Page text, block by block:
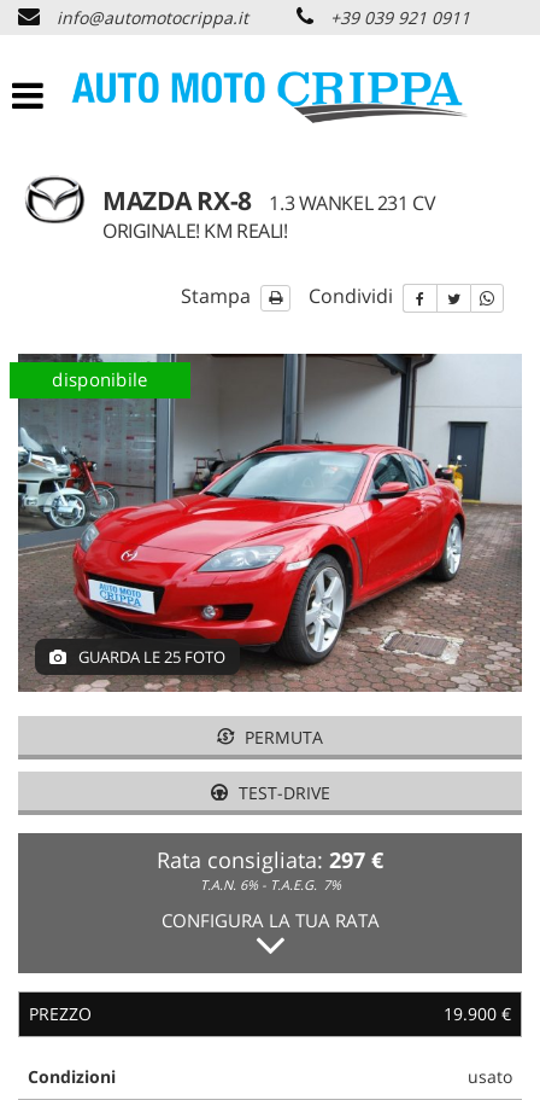
HOME
CHI SIAMO
LISTA VEICOLI
OFFERTE NOLEGGIO
ASSISTENZA
PNEUMATICI
CONTATTI
NEWS
AREA COMMERCIANTI
info@automotocrippa.it +39 039 921 0911
MAZDA RX-8
1.3 WANKEL 231 CV
ORIGINALE! KM REALI!
Stampa Condividi
disponibile
GUARDA LE 25 FOTO
PERMUTA
TEST-DRIVE
Rata consigliata: 297 €
T.A.N. 6% - T.A.E.G. 7%
CONFIGURA LA TUA RATA
PREZZO 19.900 €
Condizioni
usato